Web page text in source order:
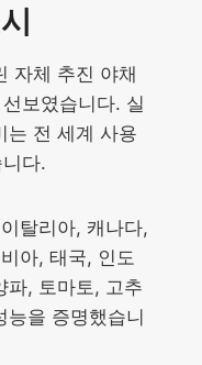
자체 추진 야채
보였습니다. 실
는 전 세계 사용
다.
탈리아, 캐나다,
아, 태국, 인도
파, 토마토, 고추
능을 증명했습니